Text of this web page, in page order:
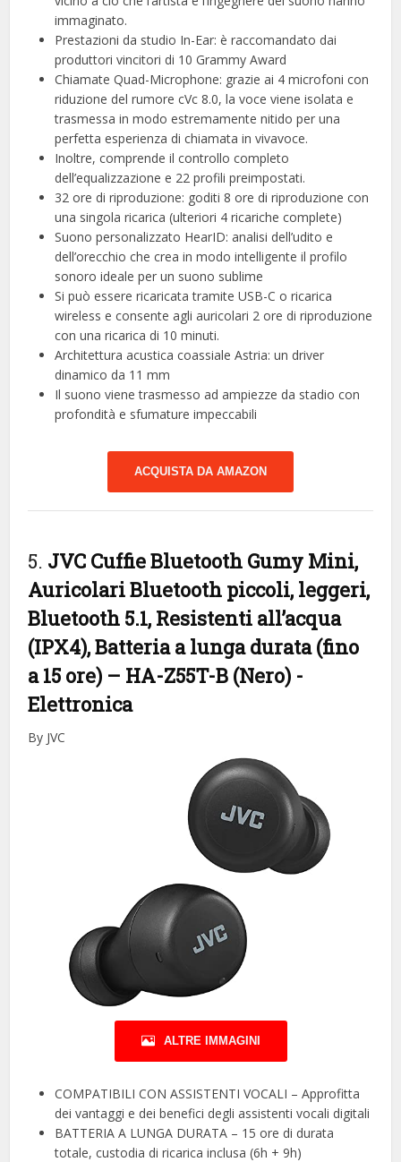
immaginato.
Prestazioni da studio In-Ear: è raccomandato dai
produttori vincitori di 10 Grammy Award
Chiamate Quad-Microphone: grazie ai 4 microfoni con
riduzione del rumore cVc 8.0, la voce viene isolata e
trasmessa in modo estremamente nitido per una
perfetta esperienza di chiamata in vivavoce.
Inoltre, comprende il controllo completo
dell’equalizzazione e 22 profili preimpostati.
32 ore di riproduzione: goditi 8 ore di riproduzione con
una singola ricarica (ulteriori 4 ricariche complete)
Suono personalizzato HearID: analisi dell’udito e
dell’orecchio che crea in modo intelligente il profilo
sonoro ideale per un suono sublime
Si può essere ricaricata tramite USB-C o ricarica
wireless e consente agli auricolari 2 ore di riproduzione
con una ricarica di 10 minuti.
Architettura acustica coassiale Astria: un driver
dinamico da 11 mm
Il suono viene trasmesso ad ampiezze da stadio con
profondità e sfumature impeccabili
ACQUISTA DA AMAZON
5. JVC Cuffie Bluetooth Gumy Mini,
Auricolari Bluetooth piccoli, leggeri,
Bluetooth 5.1, Resistenti all’acqua
(IPX4), Batteria a lunga durata (fino
a 15 ore) – HA-Z55T-B (Nero) -
Elettronica
By JVC
ALTRE IMMAGINI
COMPATIBILI CON ASSISTENTI VOCALI – Approfitta
dei vantaggi e dei benefici degli assistenti vocali digitali
BATTERIA A LUNGA DURATA – 15 ore di durata
totale, custodia di ricarica inclusa (6h + 9h)